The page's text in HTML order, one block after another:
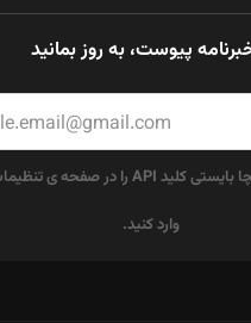
پیوست، به روز بمانید
وارد کنید.